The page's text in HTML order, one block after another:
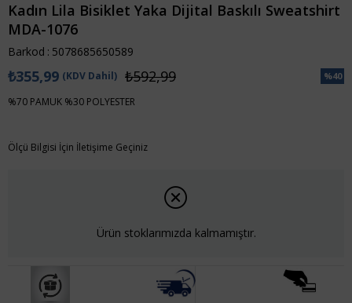
Kadın Lila Bisiklet Yaka Dijital Baskılı Sweatshirt
MDA-1076
Barkod : 5078685650589
%40
₺592,99
₺355,99 (KDV Dahil)
%70 PAMUK %30 POLYESTER
Ölçü Bilgisi İçin İletişime Geçiniz
Ürün stoklarımızda kalmamıştır.